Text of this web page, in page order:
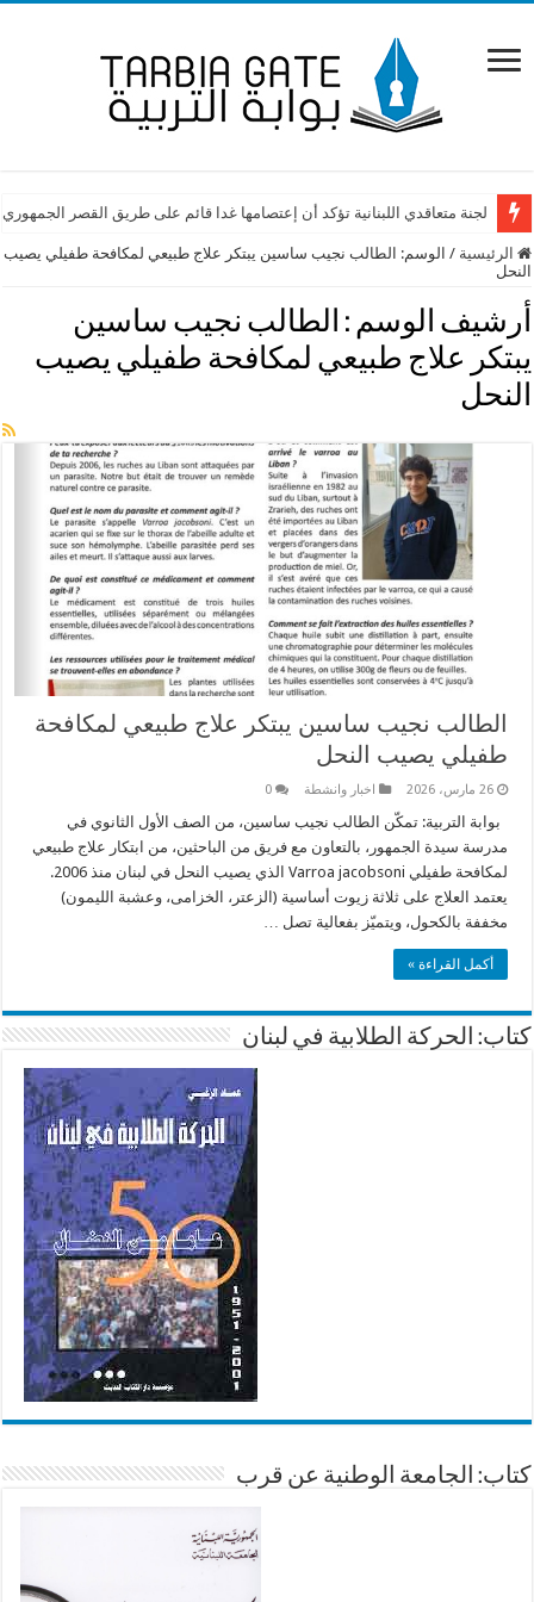
لجنة متعاقدي اللبنانية تؤكد أن إعتصامها غدا قائم على طريق القصر الجمهوري
الرئيسية / الوسم: الطالب نجيب ساسين يبتكر علاج طبيعي لمكافحة طفيلي يصيب
النحل
أرشيف الوسم : الطالب نجيب ساسين
يبتكر علاج طبيعي لمكافحة طفيلي يصيب
النحل
الطالب نجيب ساسين يبتكر علاج طبيعي لمكافحة
طفيلي يصيب النحل
26 مارس، 2026 اخبار وانشطة 0
بوابة التربية: تمكّن الطالب نجيب ساسين، من الصف الأول الثانوي في
مدرسة سيدة الجمهور، بالتعاون مع فريق من الباحثين، من ابتكار علاج طبيعي
لمكافحة طفيلي Varroa jacobsoni الذي يصيب النحل في لبنان منذ 2006.
يعتمد العلاج على ثلاثة زيوت أساسية (الزعتر، الخزامى، وعشبة الليمون)
مخففة بالكحول، ويتميّز بفعالية تصل …
أكمل القراءة »
كتاب: الحركة الطلابية في لبنان
كتاب: الجامعة الوطنية عن قرب